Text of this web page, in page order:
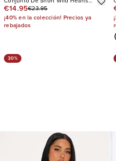
PJ
€14.95€23.95
¡40% en la colección! Precios ya
rebajados
30%